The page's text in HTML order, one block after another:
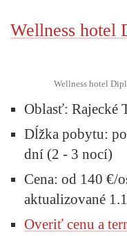
Wellness hotel
Wellness hotel
Oblasť: Rajecké
Dĺžka pobytu:
dní (2 - 3 nocí)
Cena: od 140 €/
aktualizované
Overiť cenu a